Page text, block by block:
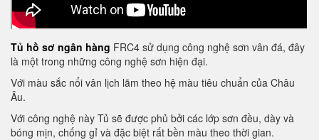
Tủ hồ sơ ngân hàng FRC4 sử dụng công nghệ sơn vân đá, đây
là một trong những công nghệ sơn hiện đại.
Với màu sắc nổi vân lịch lãm theo hệ màu tiêu chuẩn của Châu
Âu.
Với công nghệ này Tủ sẽ được phủ bởi các lớp sơn đều, dày và
bóng mịn, chống gỉ và đặc biệt rất bền màu theo thời gian.